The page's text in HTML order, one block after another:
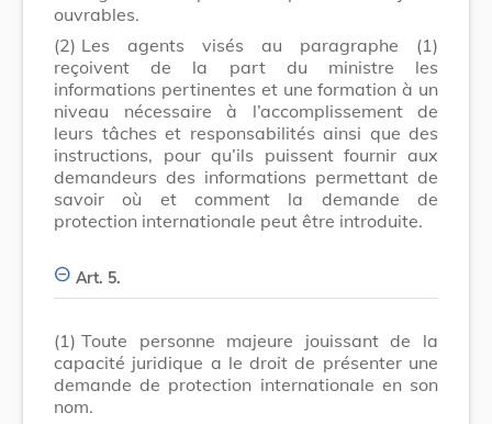
ouvrables.
(2) Les agents visés au paragraphe (1)
reçoivent de la part du ministre les
informations pertinentes et une formation à un
niveau nécessaire à l’accomplissement de
leurs tâches et responsabilités ainsi que des
instructions, pour qu’ils puissent fournir aux
demandeurs des informations permettant de
savoir où et comment la demande de
protection internationale peut être introduite.
Art. 5.
(1) Toute personne majeure jouissant de la
capacité juridique a le droit de présenter une
demande de protection internationale en son
nom.